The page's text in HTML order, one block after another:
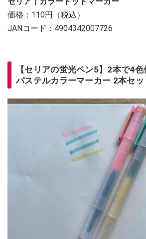
価格：110円（税込）
JANコード：4904342007726
【セリアの蛍光ペン5】2本で4
パステルカラーマーカー 2本セッ